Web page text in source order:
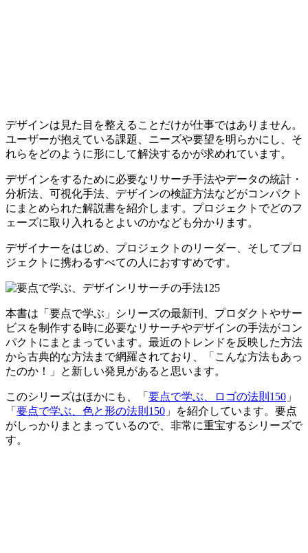
デザインは見た目を整えることだけが仕事ではありません。
ユーザーが抱えている課題、ニーズや要望を明らかにし、そ
れらをどのように形にして解決するかが求めれています。
デザインをするために必要なリサーチ手法やデータの統計・
分析法、可視化手法、デザインの検証方法などがコンパクト
にまとめられた解説書を紹介します。プロジェクトでどのフ
ェーズに取り入れるとよいのかなども分かります。
デザイナーをはじめ、プロジェクトのリーダー、そしてプロ
ジェクトに携わるすべての人におすすめです。
本書は「要点で学ぶ」シリーズの最新刊、プロダクトやサー
ビスを制作する時に必要なリサーチやデザインの手法がコン
パクトにまとまっています。最近のトレンドを反映した方法
から古典的な方法まで網羅されており、「こんな方法もあっ
たのか！」と新しい発見があると思います。
このシリーズはほかにも、「 要点で学ぶ、ロゴの法則150 」
「 要点で学ぶ、色と形の法則150 」を紹介しています。要点
がしっかりまとまっているので、非常に重宝するシリーズで
す。